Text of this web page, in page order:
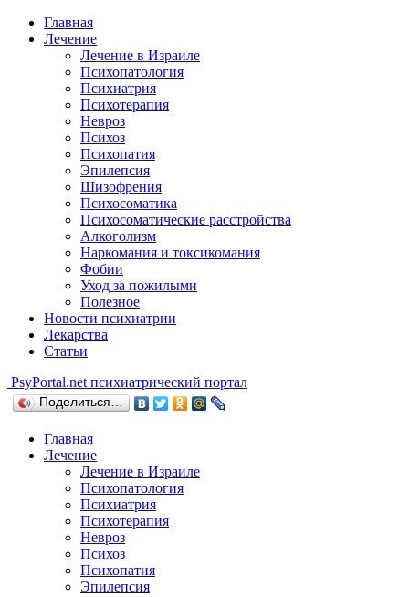
Главная
Лечение
Лечение в Израиле
Психопатология
Психиатрия
Психотерапия
Невроз
Психоз
Психопатия
Эпилепсия
Шизофрения
Психосоматика
Психосоматические расстройства
Алкоголизм
Наркомания и токсикомания
Фобии
Уход за пожилыми
Полезное
Новости психиатрии
Лекарства
Статьи
PsyPortal.net психиатрический портал
Поделиться…
Главная
Лечение
Лечение в Израиле
Психопатология
Психиатрия
Психотерапия
Невроз
Психоз
Психопатия
Эпилепсия